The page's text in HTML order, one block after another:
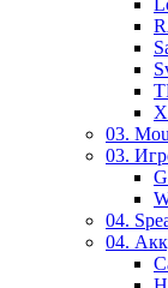
03.
03.
04.
04.